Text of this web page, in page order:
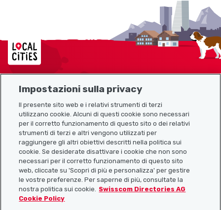
Localcities
Link utili
Scarica l’app Localcities
Impostazioni sulla privacy
Il presente sito web e i relativi strumenti di terzi
utilizzano cookie. Alcuni di questi cookie sono necessari
per il corretto funzionamento di questo sito o dei relativi
strumenti di terzi e altri vengono utilizzati per
raggiungere gli altri obiettivi descritti nella politica sui
cookie. Se desiderate disattivare i cookie che non sono
necessari per il corretto funzionamento di questo sito
web, cliccate su 'Scopri di più e personalizza' per gestire
le vostre preferenze. Per saperne di più, consultate la
nostra politica sui cookie.
Swisscom Directories AG
Cookie Policy